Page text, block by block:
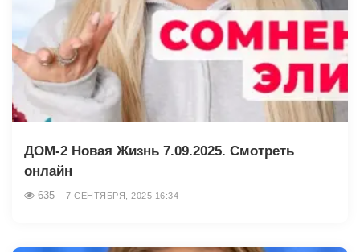
ДОМ-2 Новая Жизнь 7.09.2025. Смотреть
онлайн
635 7 СЕНТЯБРЯ, 2025 16:34